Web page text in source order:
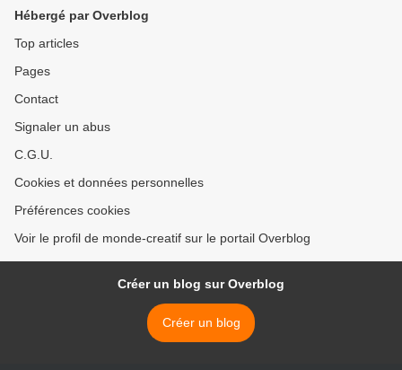
Hébergé par Overblog
Top articles
Pages
Contact
Signaler un abus
C.G.U.
Cookies et données personnelles
Préférences cookies
Voir le profil de monde-creatif sur le portail Overblog
Créer un blog sur Overblog
Créer un blog